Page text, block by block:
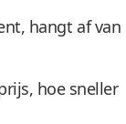
hangt af van
hoe sneller